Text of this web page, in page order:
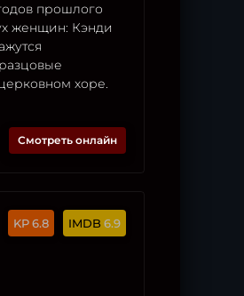
прошлого
женщин: Кэнди
хоре.
Смотреть онлайн
6.8 6.9